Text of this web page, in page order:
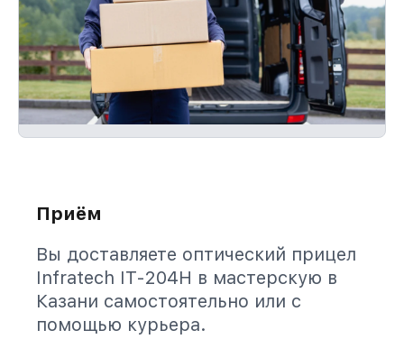
Приём
Вы доставляете оптический прицел
Infratech IT-204H в мастерскую в
Казани самостоятельно или с
помощью курьера.